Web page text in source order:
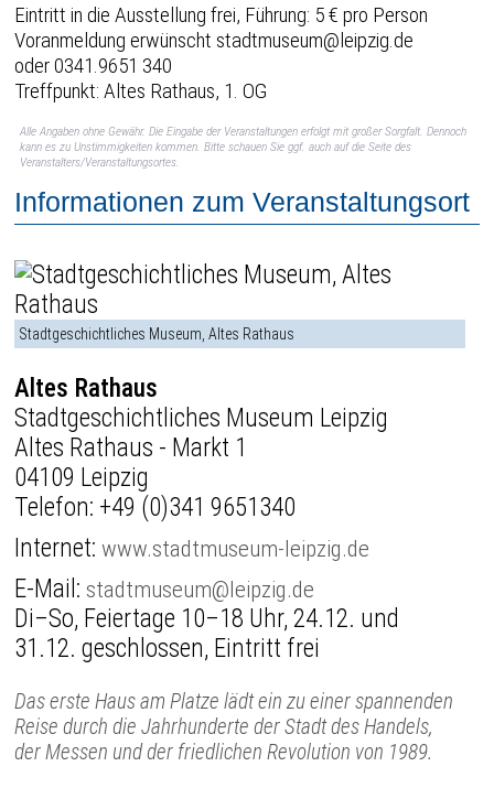
Eintritt in die Ausstellung frei, Führung: 5 € pro Person
Voranmeldung erwünscht stadtmuseum@leipzig.de
oder 0341.9651 340
Treffpunkt: Altes Rathaus, 1. OG
Alle Angaben ohne Gewähr. Die Eingabe der Veranstaltungen erfolgt mit großer Sorgfalt. Dennoch
kann es zu Unstimmigkeiten kommen. Bitte schauen Sie ggf. auch auf die Seite des
Veranstalters/Veranstaltungsortes.
Informationen zum Veranstaltungsort
Stadtgeschichtliches Museum, Altes Rathaus
Altes Rathaus
Stadtgeschichtliches Museum Leipzig
Altes Rathaus - Markt 1
04109 Leipzig
Telefon: +49 (0)341 9651340
Internet:www.stadtmuseum-leipzig.de
E-Mail: stadtmuseum@leipzig.de
Di–So, Feiertage 10–18 Uhr, 24.12. und
31.12. geschlossen, Eintritt frei
Das erste Haus am Platze lädt ein zu einer spannenden
Reise durch die Jahrhunderte der Stadt des Handels,
der Messen und der friedlichen Revolution von 1989.